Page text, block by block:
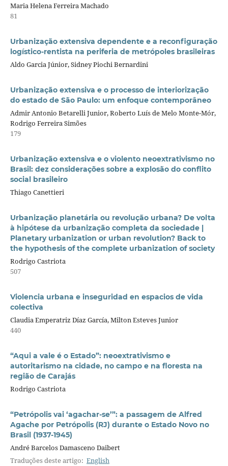
Maria Helena Ferreira Machado
81
Urbanização extensiva dependente e a reconfiguração
logístico-rentista na periferia de metrópoles brasileiras
Aldo Garcia Júnior, Sidney Piochi Bernardini
Urbanização extensiva e o processo de interiorização
do estado de São Paulo: um enfoque contemporâneo
Admir Antonio Betarelli Junior, Roberto Luís de Melo Monte-Mór,
Rodrigo Ferreira Simões
179
Urbanização extensiva e o violento neoextrativismo no
Brasil: dez considerações sobre a explosão do conflito
social brasileiro
Thiago Canettieri
Urbanização planetária ou revolução urbana? De volta
à hipótese da urbanização completa da sociedade |
Planetary urbanization or urban revolution? Back to
the hypothesis of the complete urbanization of society
Rodrigo Castriota
507
Violencia urbana e inseguridad en espacios de vida
colectiva
Claudia Emperatriz Díaz García, Milton Esteves Junior
440
“Aqui a vale é o Estado”: neoextrativismo e
autoritarismo na cidade, no campo e na floresta na
região de Carajás
Rodrigo Castriota
“Petrópolis vai ‘agachar-se’”: a passagem de Alfred
Agache por Petrópolis (RJ) durante o Estado Novo no
Brasil (1937-1945)
André Barcelos Damasceno Daibert
Traduções deste artigo: English